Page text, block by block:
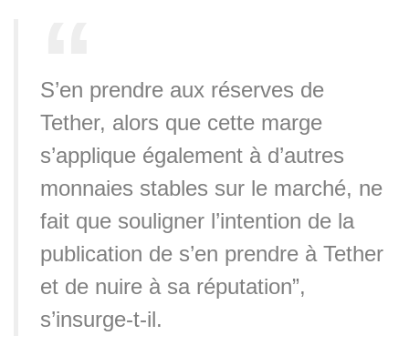
S’en prendre aux réserves de
Tether, alors que cette marge
s’applique également à d’autres
monnaies stables sur le marché, ne
fait que souligner l’intention de la
publication de s’en prendre à Tether
et de nuire à sa réputation”,
s’insurge-t-il.